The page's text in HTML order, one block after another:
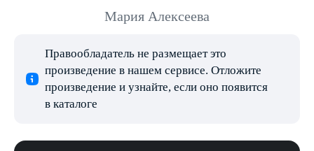
Мария Алексеева
Правообладатель не размещает это
произведение в нашем сервисе. Отложите
произведение и узнайте, если оно появится
в каталоге